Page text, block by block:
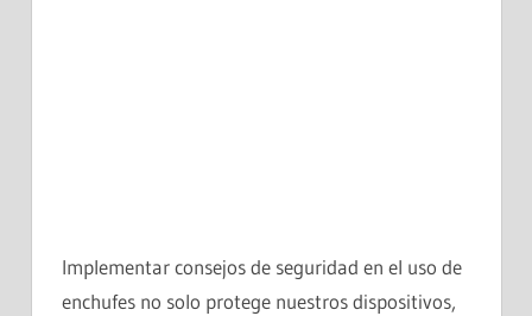
Implementar consejos de seguridad en el uso de
enchufes no solo protege nuestros dispositivos,